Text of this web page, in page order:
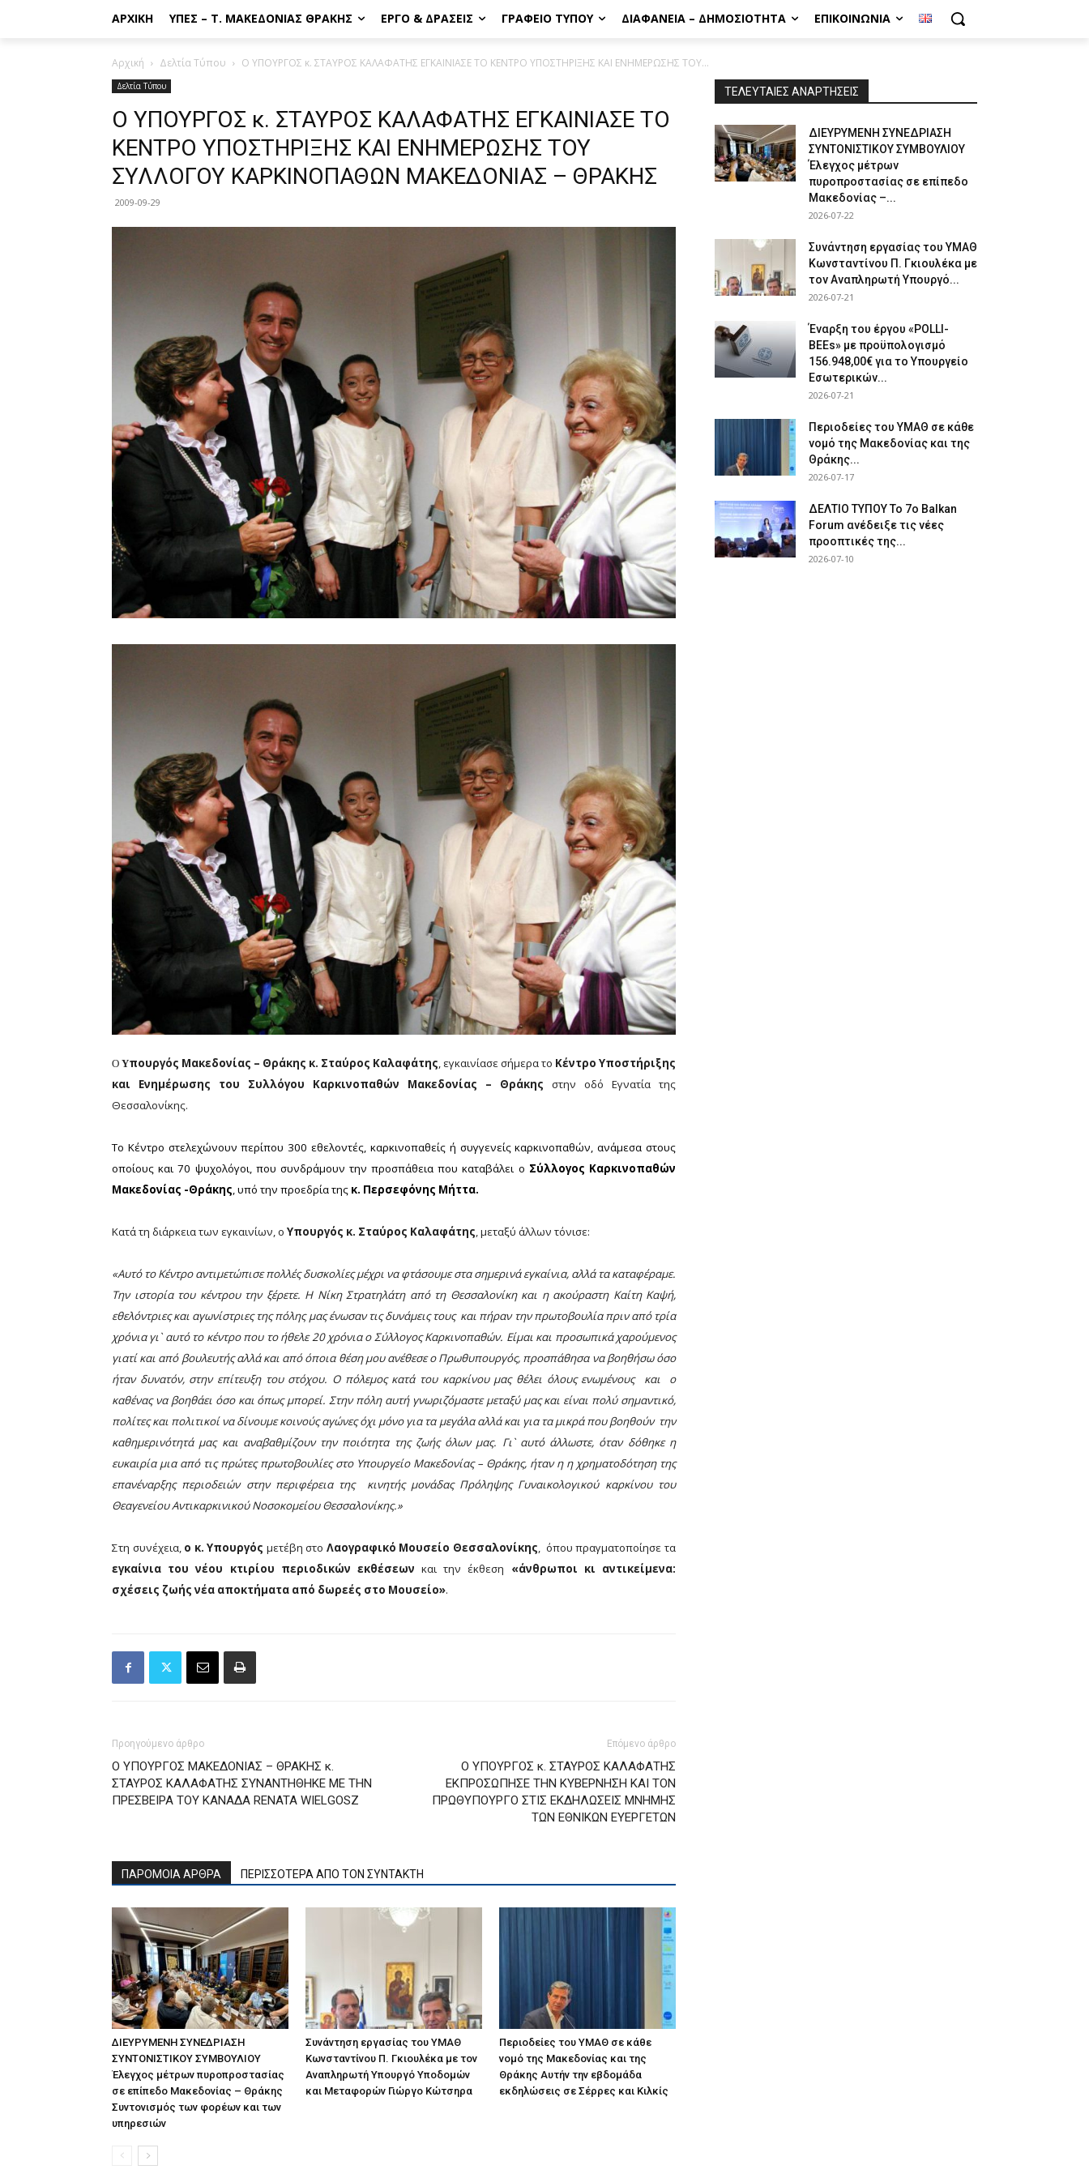
ΑΡΧΙΚΉ ΥΠΕΣ – Τ. ΜΑΚΕΔΟΝΊΑΣ ΘΡΆΚΗΣ ΈΡΓΟ & ΔΡΆΣΕΙΣ ΓΡΑΦΕΊΟ ΤΎΠΟΥ ΔΙΑΦΆΝΕΙΑ – ΔΗΜΟΣΙΌΤΗΤΑ ΕΠΙΚΟΙΝΩΝΊΑ
Αρχική Δελτία Τύπου Ο ΥΠΟΥΡΓΟΣ κ. ΣΤΑΥΡΟΣ ΚΑΛΑΦΑΤΗΣ ΕΓΚΑΙΝΙΑΣΕ ΤΟ ΚΕΝΤΡΟ ΥΠΟΣΤΗΡΙΞΗΣ ΚΑΙ ΕΝΗΜΕΡΩΣΗΣ ΤΟΥ...
Δελτία Τύπου
Ο ΥΠΟΥΡΓΟΣ κ. ΣΤΑΥΡΟΣ ΚΑΛΑΦΑΤΗΣ ΕΓΚΑΙΝΙΑΣΕ ΤΟ
ΚΕΝΤΡΟ ΥΠΟΣΤΗΡΙΞΗΣ ΚΑΙ ΕΝΗΜΕΡΩΣΗΣ ΤΟΥ
ΣΥΛΛΟΓΟΥ ΚΑΡΚΙΝΟΠΑΘΩΝ ΜΑΚΕΔΟΝΙΑΣ – ΘΡΑΚΗΣ
2009-09-29
O Yπουργός Μακεδονίας – Θράκης κ. Σταύρος Καλαφάτης, εγκαινίασε σήμερα το Κέντρο Υποστήριξης
και Ενημέρωσης του Συλλόγου Καρκινοπαθών Μακεδονίας – Θράκης στην οδό Εγνατία της
Θεσσαλονίκης.
Το Κέντρο στελεχώνουν περίπου 300 εθελοντές, καρκινοπαθείς ή συγγενείς καρκινοπαθών, ανάμεσα στους
οποίους και 70 ψυχολόγοι, που συνδράμουν την προσπάθεια που καταβάλει ο Σύλλογος Καρκινοπαθών
Μακεδονίας -Θράκης, υπό την προεδρία της κ. Περσεφόνης Μήττα.
Κατά τη διάρκεια των εγκαινίων, ο Υπουργός κ. Σταύρος Καλαφάτης, μεταξύ άλλων τόνισε:
«Αυτό το Κέντρο αντιμετώπισε πολλές δυσκολίες μέχρι να φτάσουμε στα σημερινά εγκαίνια, αλλά τα καταφέραμε.
Την ιστορία του κέντρου την ξέρετε. Η Νίκη Στρατηλάτη από τη Θεσσαλονίκη και η ακούραστη Καίτη Καψή,
εθελόντριες και αγωνίστριες της πόλης μας ένωσαν τις δυνάμεις τους και πήραν την πρωτοβουλία πριν από τρία
χρόνια γι` αυτό το κέντρο που το ήθελε 20 χρόνια ο Σύλλογος Καρκινοπαθών. Είμαι και προσωπικά χαρούμενος
γιατί και από βουλευτής αλλά και από όποια θέση μου ανέθεσε ο Πρωθυπουργός, προσπάθησα να βοηθήσω όσο
ήταν δυνατόν, στην επίτευξη του στόχου. Ο πόλεμος κατά του καρκίνου μας θέλει όλους ενωμένους
και
ο
καθένας να βοηθάει όσο και όπως μπορεί. Στην πόλη αυτή γνωριζόμαστε μεταξύ μας και είναι πολύ σημαντικό,
πολίτες και πολιτικοί να δίνουμε κοινούς αγώνες όχι μόνο για τα μεγάλα αλλά και για τα μικρά που βοηθούν την
καθημερινότητά μας και αναβαθμίζουν την ποιότητα της ζωής όλων μας. Γι` αυτό άλλωστε, όταν δόθηκε η
ευκαιρία μια από τις πρώτες πρωτοβουλίες στο Υπουργείο Μακεδονίας – Θράκης, ήταν η η χρηματοδότηση της
επανέναρξης περιοδειών στην περιφέρεια της
κινητής μονάδας Πρόληψης Γυναικολογικού καρκίνου του
Θεαγενείου Αντικαρκινικού Νοσοκομείου Θεσσαλονίκης.»
Στη συνέχεια, ο κ. Υπουργός μετέβη στο Λαογραφικό Μουσείο Θεσσαλονίκης, όπου πραγματοποίησε τα
εγκαίνια του νέου κτιρίου περιοδικών εκθέσεων και την έκθεση «άνθρωποι κι αντικείμενα:
σχέσεις ζωής νέα αποκτήματα από δωρεές στο Μουσείο».
Προηγούμενο άρθρο
Ο ΥΠΟΥΡΓΟΣ ΜΑΚΕΔΟΝΙΑΣ – ΘΡΑΚΗΣ κ.
ΣΤΑΥΡΟΣ ΚΑΛΑΦΑΤΗΣ ΣΥΝΑΝΤΗΘΗΚΕ ΜΕ ΤΗΝ
ΠΡΕΣΒΕΙΡΑ ΤΟΥ ΚΑΝΑΔΑ RENATA WIELGOSZ
Επόμενο άρθρο
Ο ΥΠΟΥΡΓΟΣ κ. ΣΤΑΥΡΟΣ ΚΑΛΑΦΑΤΗΣ
ΕΚΠΡΟΣΩΠΗΣΕ ΤΗΝ ΚΥΒΕΡΝΗΣΗ ΚΑΙ ΤΟΝ
ΠΡΩΘΥΠΟΥΡΓΟ ΣΤΙΣ ΕΚΔΗΛΩΣΕΙΣ ΜΝΗΜΗΣ
ΤΩΝ ΕΘΝΙΚΩΝ ΕΥΕΡΓΕΤΩΝ
ΠΑΡΟΜΟΙΑ ΑΡΘΡΑ ΠΕΡΙΣΣΟΤΕΡΑ ΑΠΟ ΤΟΝ ΣΥΝΤΑΚΤΗ
ΔΙΕΥΡΥΜΕΝΗ ΣΥΝΕΔΡΙΑΣΗ
ΣΥΝΤΟΝΙΣΤΙΚΟΥ ΣΥΜΒΟΥΛΙΟΥ
Έλεγχος μέτρων πυροπροστασίας
σε επίπεδο Μακεδονίας – Θράκης
Συντονισμός των φορέων και των
υπηρεσιών
Συνάντηση εργασίας του ΥΜΑΘ
Κωνσταντίνου Π. Γκιουλέκα με τον
Αναπληρωτή Υπουργό Υποδομών
και Μεταφορών Γιώργο Κώτσηρα
Περιοδείες του ΥΜΑΘ σε κάθε
νομό της Μακεδονίας και της
Θράκης Αυτήν την εβδομάδα
εκδηλώσεις σε Σέρρες και Κιλκίς
ΤΕΛΕΥΤΑΙΕΣ ΑΝΑΡΤΗΣΕΙΣ
ΔΙΕΥΡΥΜΕΝΗ ΣΥΝΕΔΡΙΑΣΗ
ΣΥΝΤΟΝΙΣΤΙΚΟΥ ΣΥΜΒΟΥΛΙΟΥ
Έλεγχος μέτρων
πυροπροστασίας σε επίπεδο
Μακεδονίας –...
2026-07-22
Συνάντηση εργασίας του ΥΜΑΘ
Κωνσταντίνου Π. Γκιουλέκα με
τον Αναπληρωτή Υπουργό...
2026-07-21
Έναρξη του έργου «POLLI-
BEEs» με προϋπολογισμό
156.948,00€ για το Υπουργείο
Εσωτερικών...
2026-07-21
Περιοδείες του ΥΜΑΘ σε κάθε
νομό της Μακεδονίας και της
Θράκης...
2026-07-17
ΔΕΛΤΙΟ ΤΥΠΟΥ Το 7ο Balkan
Forum ανέδειξε τις νέες
προοπτικές της...
2026-07-10